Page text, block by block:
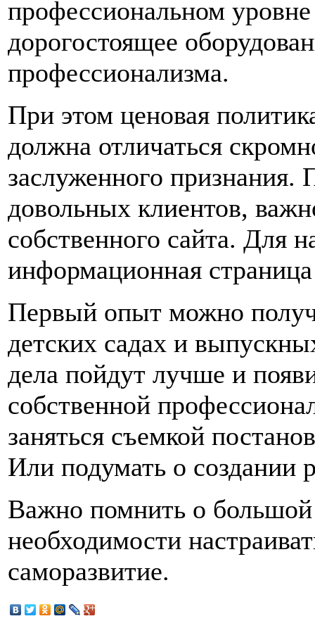
профессиональном уровне
дорогостоящее
профессионализма.
При этом ценовая
должна отличаться
заслуженного
довольных клиентов,
собственного сайта. Для
информационная
Первый опыт можно
детских садах и
дела пойдут лучше и
собственной
заняться съемкой
Или подумать о создании
Важно помнить о
необходимости
саморазвитие.